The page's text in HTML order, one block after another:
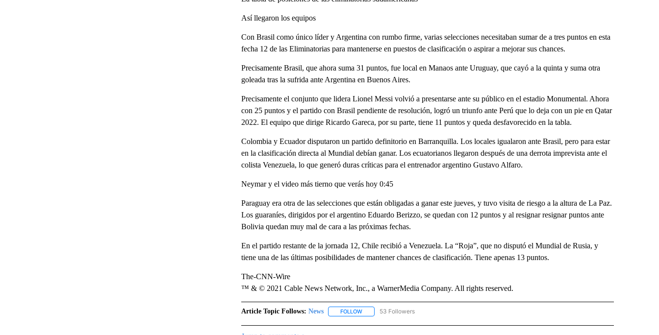
Así llegaron los equipos
Con Brasil como único líder y Argentina con rumbo firme, varias selecciones necesitaban sumar de a tres puntos en esta
fecha 12 de las Eliminatorias para mantenerse en puestos de clasificación o aspirar a mejorar sus chances.
Precisamente Brasil, que ahora suma 31 puntos, fue local en Manaos ante Uruguay, que cayó a la quinta y suma otra
goleada tras la sufrida ante Argentina en Buenos Aires.
Precisamente el conjunto que lidera Lionel Messi volvió a presentarse ante su público en el estadio Monumental. Ahora
con 25 puntos y el partido con Brasil pendiente de resolución, logró un triunfo ante Perú que lo deja con un pie en Qatar
2022. El equipo que dirige Ricardo Gareca, por su parte, tiene 11 puntos y queda desfavorecido en la tabla.
Colombia y Ecuador disputaron un partido definitorio en Barranquilla. Los locales igualaron ante Brasil, pero para estar
en la clasificación directa al Mundial debían ganar. Los ecuatorianos llegaron después de una derrota imprevista ante el
colista Venezuela, lo que generó duras críticas para el entrenador argentino Gustavo Alfaro.
Neymar y el video más tierno que verás hoy 0:45
Paraguay era otra de las selecciones que están obligadas a ganar este jueves, y tuvo visita de riesgo a la altura de La Paz.
Los guaraníes, dirigidos por el argentino Eduardo Berizzo, se quedan con 12 puntos y al resignar resignar puntos ante
Bolivia quedan muy mal de cara a las próximas fechas.
En el partido restante de la jornada 12, Chile recibió a Venezuela. La “Roja”, que no disputó el Mundial de Rusia, y
tiene una de las últimas posibilidades de mantener chances de clasificación. Tiene apenas 13 puntos.
The-CNN-Wire
™ & © 2021 Cable News Network, Inc., a WarnerMedia Company. All rights reserved.
Article Topic Follows: News FOLLOWFOLLOW "NEWS" TO RECEIVE NOTIFICATIONS ABOUT NEW PAGES ON "NEWS".
53 Followers